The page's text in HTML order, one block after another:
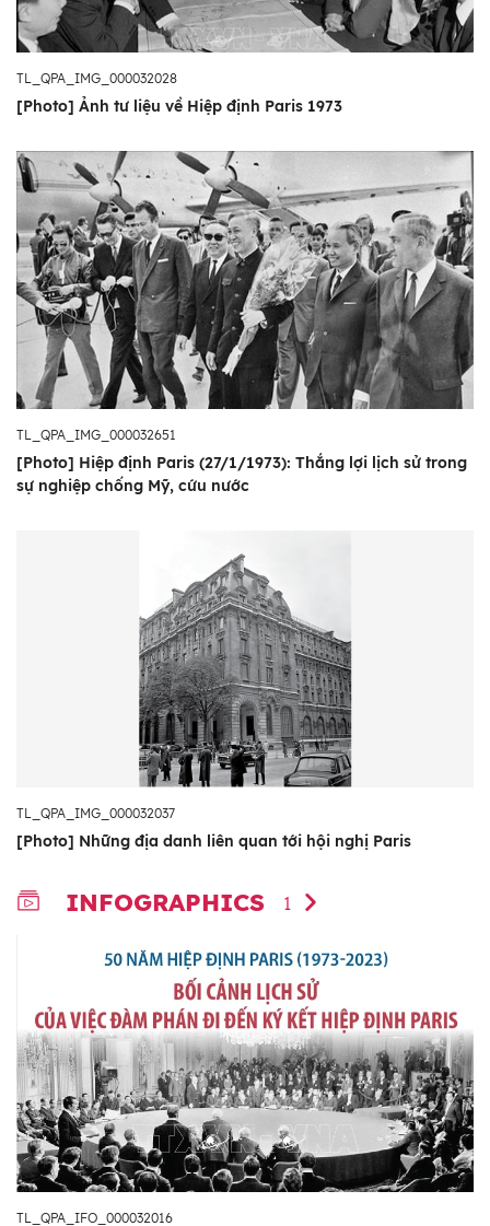
TL_QPA_IMG_000032028
[Photo] Ảnh tư liệu về Hiệp định Paris 1973
TL_QPA_IMG_000032651
[Photo] Hiệp định Paris (27/1/1973): Thắng lợi lịch sử trong
sự nghiệp chống Mỹ, cứu nước
TL_QPA_IMG_000032037
[Photo] Những địa danh liên quan tới hội nghị Paris
INFOGRAPHICS 1
TL_QPA_IFO_000032016